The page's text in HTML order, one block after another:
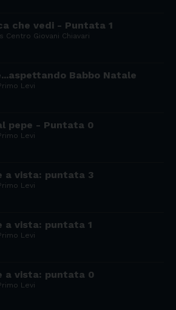
che vedi - Puntata 1
Centro Giovani Chiavari
Babbo Natale
Levi
pepe - Puntata 0
Levi
a vista: puntata 3
Levi
a vista: puntata 1
Levi
a vista: puntata 0
Levi